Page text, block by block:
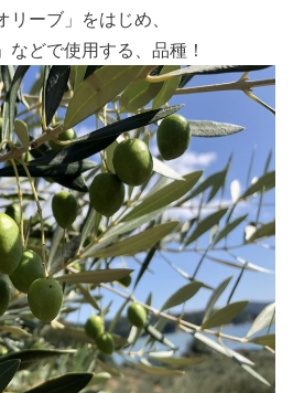
ーブ」をはじめ、
などで使用する、品種！